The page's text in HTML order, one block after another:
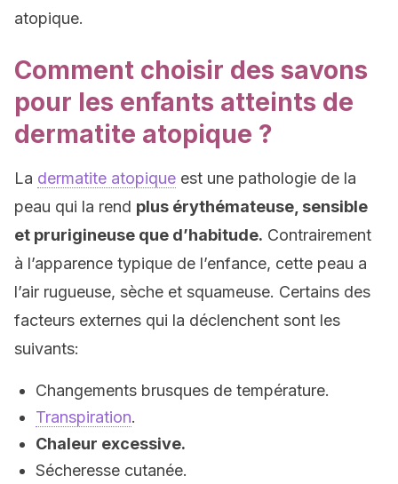
atopique.
Comment choisir des savons
pour les enfants atteints de
dermatite atopique ?
La dermatite atopique est une pathologie de la
peau qui la rend plus érythémateuse, sensible
et prurigineuse que d’habitude. Contrairement
à l’apparence typique de l’enfance, cette peau a
l’air rugueuse, sèche et squameuse. Certains des
facteurs externes qui la déclenchent sont les
suivants:
Changements brusques de température.
Transpiration.
Chaleur excessive.
Sécheresse cutanée.